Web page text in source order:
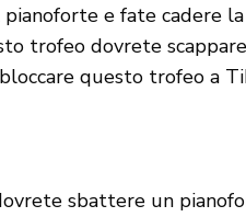
e fate cadere
trofeo dovrete
questo trofeo a
sbattere un